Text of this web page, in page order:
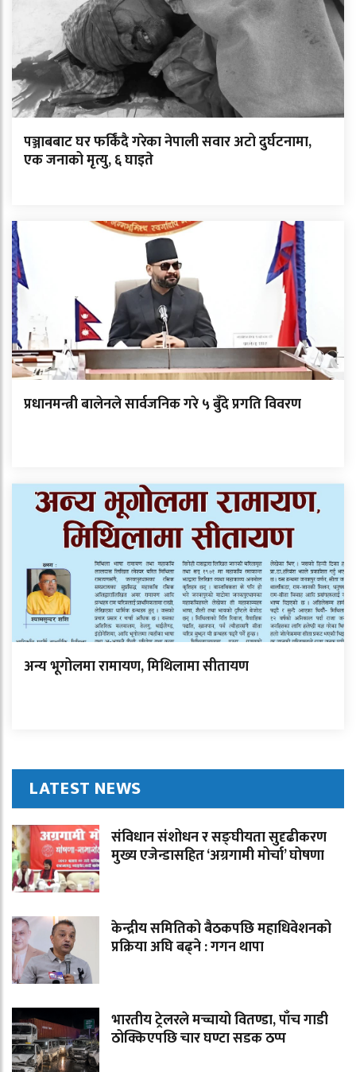
पञ्जाबबाट घर फर्किंदै गरेका नेपाली सवार अटो दुर्घटनामा,
एक जनाको मृत्यु, ६ घाइते
प्रधानमन्त्री बालेनले सार्वजनिक गरे ५ बुँदे प्रगति विवरण
अन्य भूगोलमा रामायण, मिथिलामा सीतायण
LATEST NEWS
संविधान संशोधन र सङ्घीयता सुदृढीकरण
मुख्य एजेन्डासहित ‘अग्रगामी मोर्चा’ घोषणा
केन्द्रीय समितिको बैठकपछि महाधिवेशनको
प्रक्रिया अघि बढ्ने : गगन थापा
भारतीय ट्रेलरले मच्चायो वितण्डा, पाँच गाडी
ठोक्किएपछि चार घण्टा सडक ठप्प